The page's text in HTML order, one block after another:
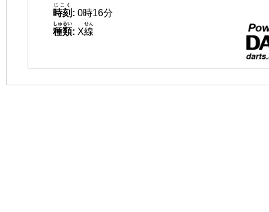
時刻
じこく
: 0時16分
種類
しゅるい
: X線
せん